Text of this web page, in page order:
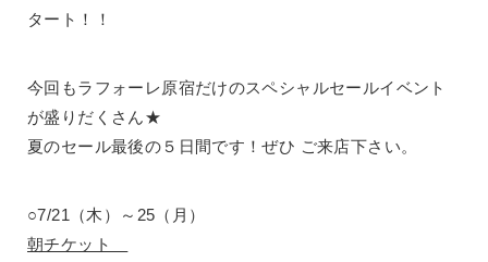
タート！！
今回もラフォーレ原宿だけのスペシャルセールイベント
が盛りだくさん★
夏のセール最後の５日間です！ぜひ ご来店下さい。
○7/21（木）～25（月）
朝チケット